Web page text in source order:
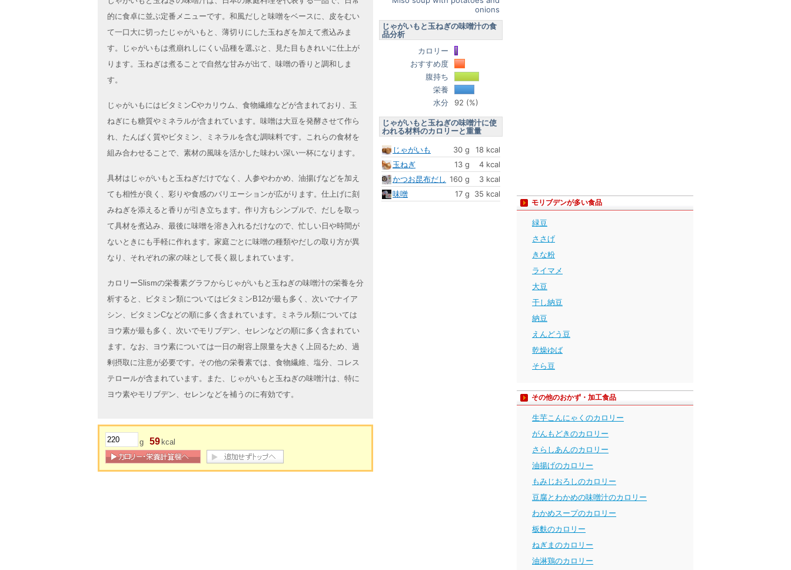
的に食卓に並ぶ定番メニューです。和風だしと味噌をベースに、皮をむい
て一口大に切ったじゃがいもと、薄切りにした玉ねぎを加えて煮込みま
す。じゃがいもは煮崩れしにくい品種を選ぶと、見た目もきれいに仕上が
ります。玉ねぎは煮ることで自然な甘みが出て、味噌の香りと調和しま
す。
じゃがいもにはビタミンCやカリウム、食物繊維などが含まれており、玉
ねぎにも糖質やミネラルが含まれています。味噌は大豆を発酵させて作ら
れ、たんぱく質やビタミン、ミネラルを含む調味料です。これらの食材を
組み合わせることで、素材の風味を活かした味わい深い一杯になります。
具材はじゃがいもと玉ねぎだけでなく、人参やわかめ、油揚げなどを加え
ても相性が良く、彩りや食感のバリエーションが広がります。仕上げに刻
みねぎを添えると香りが引き立ちます。作り方もシンプルで、だしを取っ
て具材を煮込み、最後に味噌を溶き入れるだけなので、忙しい日や時間が
ないときにも手軽に作れます。家庭ごとに味噌の種類やだしの取り方が異
なり、それぞれの家の味として長く親しまれています。
カロリーSlismの栄養素グラフからじゃがいもと玉ねぎの味噌汁の栄養を分
析すると、ビタミン類についてはビタミンB12が最も多く、次いでナイア
シン、ビタミンCなどの順に多く含まれています。ミネラル類については
ヨウ素が最も多く、次いでモリブデン、セレンなどの順に多く含まれてい
ます。なお、ヨウ素については一日の耐容上限量を大きく上回るため、過
剰摂取に注意が必要です。その他の栄養素では、食物繊維、塩分、コレス
テロールが含まれています。また、じゃがいもと玉ねぎの味噌汁は、特に
ヨウ素やモリブデン、セレンなどを補うのに有効です。
g 59 kcal
onions
じゃがいもと玉ねぎの味噌汁の食
品分析
カロリー
おすすめ度
腹持ち
栄養
水分
92 (%)
じゃがいもと玉ねぎの味噌汁に使
われる材料のカロリーと重量
じゃがいも
30 g
18 kcal
玉ねぎ
13 g
4 kcal
かつお昆布だし 160 g
3 kcal
味噌
17 g 35 kcal
モリブデンが多い食品
緑豆
ささげ
きな粉
ライマメ
大豆
干し納豆
納豆
えんどう豆
乾燥ゆば
そら豆
その他のおかず・加工食品
生芋こんにゃくのカロリー
がんもどきのカロリー
さらしあんのカロリー
油揚げのカロリー
もみじおろしのカロリー
豆腐とわかめの味噌汁のカロリー
わかめスープのカロリー
板麩のカロリー
ねぎまのカロリー
油淋鶏のカロリー